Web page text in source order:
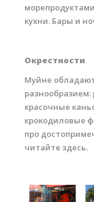
кухни. Бары и
Окрестности
Муйне
красочные
крокодиловые
про
читайте здесь.